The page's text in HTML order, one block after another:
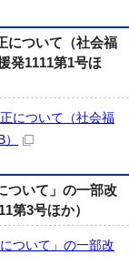
について（社会福
発1111第1号ほ
について（社会福
ついて」の一部改
第3号ほか）
ついて」の一部改